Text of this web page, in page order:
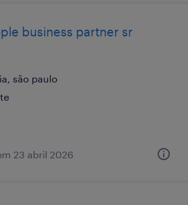
​business ​partner sr
são paulo
23 abril 2026